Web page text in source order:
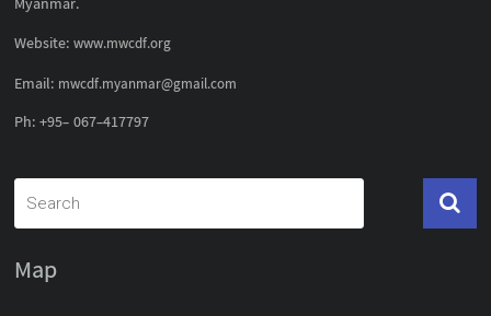
Myanmar.
Website:www.mwcdf.org
Email: mwcdf.myanmar@gmail.com
Ph: +95- 067-417797
Map